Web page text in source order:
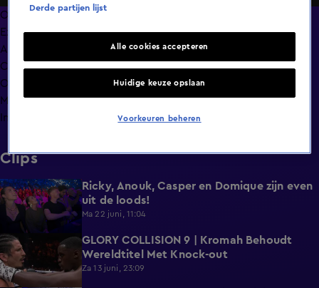
Overzicht
Exclusief
Afleveringen
Clips
Op naar GLORY Collision 9
Meer zoals dit
Info
Clips
5:07
Ricky, Anouk, Casper en Domique zijn even
uit de loods!
Ma 22 juni, 11:04
2:37
GLORY COLLISION 9 | Kromah Behoudt
Wereldtitel Met Knock-out
Za 13 juni, 23:09
Derde partijen lijst
Alle cookies accepteren
Huidige keuze opslaan
Voorkeuren beheren